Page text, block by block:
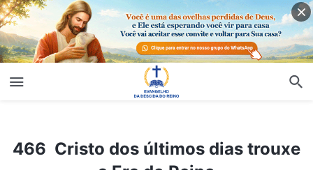
466 Cristo dos últimos dias trouxe a Era do Reino
466 Cristo dos últimos dias trouxe